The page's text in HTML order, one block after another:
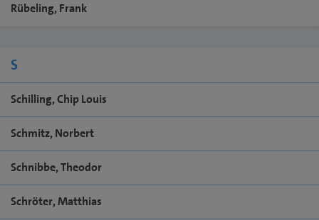
Rübeling, Frank
S
Schilling, Chip Louis
Schmitz, Norbert
Schnibbe, Theodor
Schröter, Matthias